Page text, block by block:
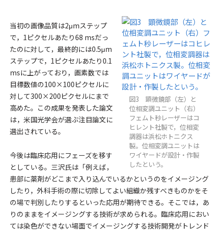
図3 顕微鏡部（左）と
位相変調ユニット（右）
フェムト秒レーザーはコ
ヒレント社製で，位相変
調器は浜松ホトニクス
製。位相変調ユニットは
ワイヤードが設計・作製
したという。
当初の画像品質は2μmステップ
で，1ピクセルあたり68 msだっ
たのに対して，最終的には0.5μm
ステップで，1ピクセルあたり0.1
msに上がっており，画素数では
目標数値の100×100ピクセルに
対して300×200ピクセルにまで
高めた。この成果を発表した論文
は，米国光学会が選ぶ注目論文に
選出されている。
今後は臨床応用にフェーズを移す
としている。三沢氏は「例えば，
患部に薬剤がどこまで入り込んでいるかというのをイメージング
したり，外科手術の際に切除してよい組織か残すべきものかをそ
の場で判別したりするといった応用が期待できる。そこでは，あ
りのままをイメージングする技術が求められる。臨床応用におい
ては染色ができない場面でイメージングする技術開発がトレンド